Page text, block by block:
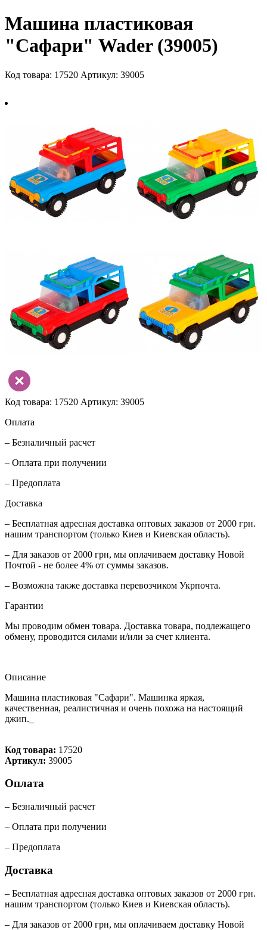
Машина пластиковая
"Сафари" Wader (39005)
Код товара: 17520 Артикул: 39005
Код товара: 17520 Артикул: 39005
Оплата
– Безналичный расчет
– Оплата при получении
– Предоплата
Доставка
– Бесплатная адресная доставка оптовых заказов от 2000 грн.
нашим транспортом (только Киев и Киевская область).
– Для заказов от 2000 грн, мы оплачиваем доставку Новой
Почтой - не более 4% от суммы заказов.
– Возможна также доставка перевозчиком Укрпочта.
Гарантии
Мы проводим обмен товара. Доставка товара, подлежащего
обмену, проводится силами и/или за счет клиента.
Описание
Машина пластиковая "Сафари". Машинка яркая,
качественная, реалистичная и очень похожа на настоящий
джип._
Код товара: 17520
Артикул: 39005
Оплата
– Безналичный расчет
– Оплата при получении
– Предоплата
Доставка
– Бесплатная адресная доставка оптовых заказов от 2000 грн.
нашим транспортом (только Киев и Киевская область).
– Для заказов от 2000 грн, мы оплачиваем доставку Новой